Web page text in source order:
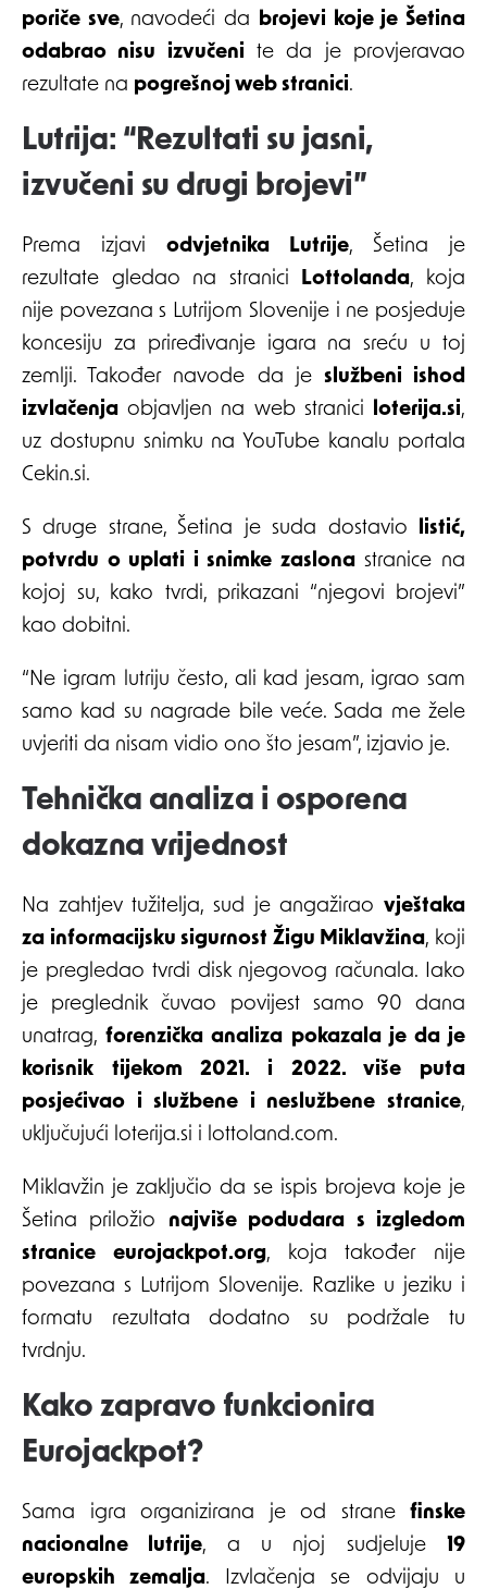
poriče sve, navodeći da brojevi koje je Šetina
odabrao nisu izvučeni te da je provjeravao
rezultate na pogrešnoj web stranici.
Lutrija: “Rezultati su jasni,
izvučeni su drugi brojevi”
Prema izjavi odvjetnika Lutrije, Šetina je
rezultate gledao na stranici Lottolanda, koja
nije povezana s Lutrijom Slovenije i ne posjeduje
koncesiju za priređivanje igara na sreću u toj
zemlji. Također navode da je službeni ishod
izvlačenja objavljen na web stranici loterija.si,
uz dostupnu snimku na YouTube kanalu portala
Cekin.si.
S druge strane, Šetina je suda dostavio listić,
potvrdu o uplati i snimke zaslonastranice na
kojoj su, kako tvrdi, prikazani “njegovi brojevi”
kao dobitni.
“Ne igram lutriju često, ali kad jesam, igrao sam
samo kad su nagrade bile veće. Sada me žele
uvjeriti da nisam vidio ono što jesam”, izjavio je.
Tehnička analiza i osporena
dokazna vrijednost
Na zahtjev tužitelja, sud je angažirao vještaka
za informacijsku sigurnost Žigu Miklavžina, koji
je pregledao tvrdi disk njegovog računala. Iako
je preglednik čuvao povijest samo 90 dana
unatrag,forenzička analiza pokazala je da je
korisnik tijekom 2021. i 2022. više puta
posjećivao i službene i neslužbene stranice,
uključujući loterija.si i lottoland.com.
Miklavžin je zaključio da se ispis brojeva koje je
Šetina priložio najviše podudara s izgledom
stranice eurojackpot.org, koja također nije
povezana s Lutrijom Slovenije. Razlike u jeziku i
formatu rezultata dodatno su podržale tu
tvrdnju.
Kako zapravo funkcionira
Eurojackpot?
Sama igra organizirana je od strane finske
nacionalne lutrije, a u njoj sudjeluje19
europskih zemalja. Izvlačenja se odvijaju u